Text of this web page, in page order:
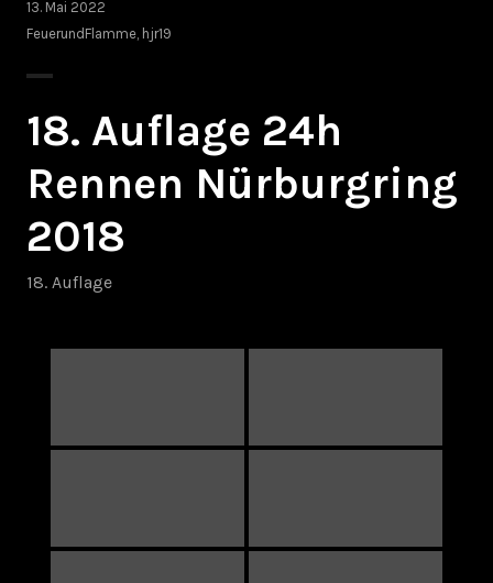
13. Mai 2022
FeuerundFlamme hjr19
18. Auflage 24h
Rennen Nürburgring
2018
18. Auflage